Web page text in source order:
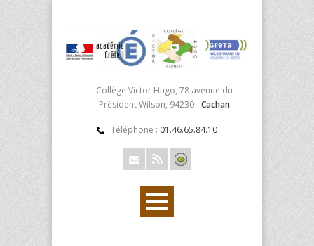
Collège Victor Hugo, 78 avenue du
Président Wilson, 94230 -Cachan
Téléphone : 01.46.65.84.10